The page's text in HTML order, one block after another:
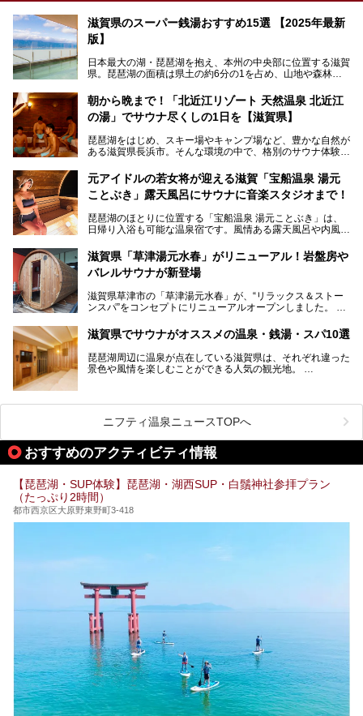
滋賀県のスーパー銭湯おすすめ15選 【2025年最新
版】
日本最大の湖・琵琶湖を抱え、本州の中央部に位置する滋賀
県。琵琶湖の面積は県土の約6分の1を占め、山地や森林部
して栄え、県内には世界遺産の比叡山延暦寺、天守が国宝に
指定されている彦根城、国の特別史跡の安土城跡など、多数
の史跡があります。
琵琶湖の雄大な景色を眺めながら入れる施設もありますよ。
朝から晩まで！「北近江リゾート 天然温泉 北近江
の湯」でサウナ尽くしの1日を【滋賀県】
琵琶湖をはじめ、スキー場やキャンプ場など、豊かな自然が
ある滋賀県長浜市。そんな環境の中で、格別のサウナ体験を
今回は、「北近江リゾート 天然温泉 北近江の湯」で朝から
晩まで楽しめる過ごし方をご紹介！ サウナ設備やサウナド
違いなしですよ。
───
この記事は北近江リゾート 天然温泉 北近江の湯のPR記事で
す。
元アイドルの若女将が迎える滋賀「宝船温泉 湯元
ことぶき」露天風呂にサウナに音楽スタジオまで！
琵琶湖のほとりに位置する「宝船温泉 湯元ことぶき」は、
日帰り入浴も可能な温泉宿です。風情ある露天風呂や内風
ープン。湖からそよぐ爽やかな風を感じながらサウナと温泉
が楽しめます。
を打てるのも醍醐味の一つ。そして、若女将はなんと「元ア
イドル」の現役アーティスト。音楽スタジオまで備えたユニ
滋賀県「草津湯元水春」がリニューアル！岩盤房や
バレルサウナが新登場
滋賀県草津市の「草津湯元水春」が、“リラックス＆ストー
ンスパ”をコンセプトにリニューアルオープンしました。
たほか、岩盤房やバレルサウナも新設されました。さらに地
産地消をテーマにしたレストランメニューもパワーアップ。
今回新しくなった「草津湯元水春」の魅力を余すところなく
紹介します。
滋賀県でサウナがオススメの温泉・銭湯・スパ10選
琵琶湖周辺に温泉が点在している滋賀県は、それぞれ違った
景色や風情を楽しむことができる人気の観光地。
旅行やお出かけのついではもちろん、近隣にお住いの方はぜ
ひ気軽に立ち寄ってみてくださいね。
ニフティ温泉ニュースTOPへ
おすすめのアクティビティ情報
【琵琶湖・SUP体験】琵琶湖・湖西SUP・白鬚神社参拝プラン
（たっぷり2時間）
都市西京区大原野東野町3-418